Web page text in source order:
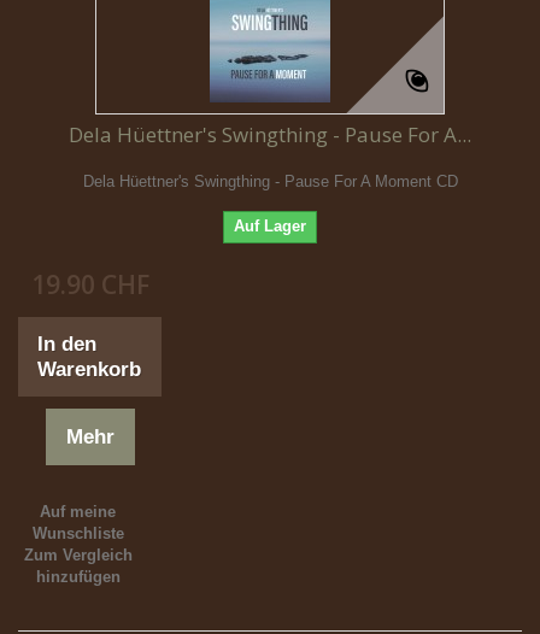
Dela Hüettner's Swingthing - Pause For A...
Dela Hüettner's Swingthing - Pause For A Moment CD
Auf Lager
19.90 CHF
In den
Warenkorb
Mehr
Auf meine
Wunschliste
Zum Vergleich
hinzufügen